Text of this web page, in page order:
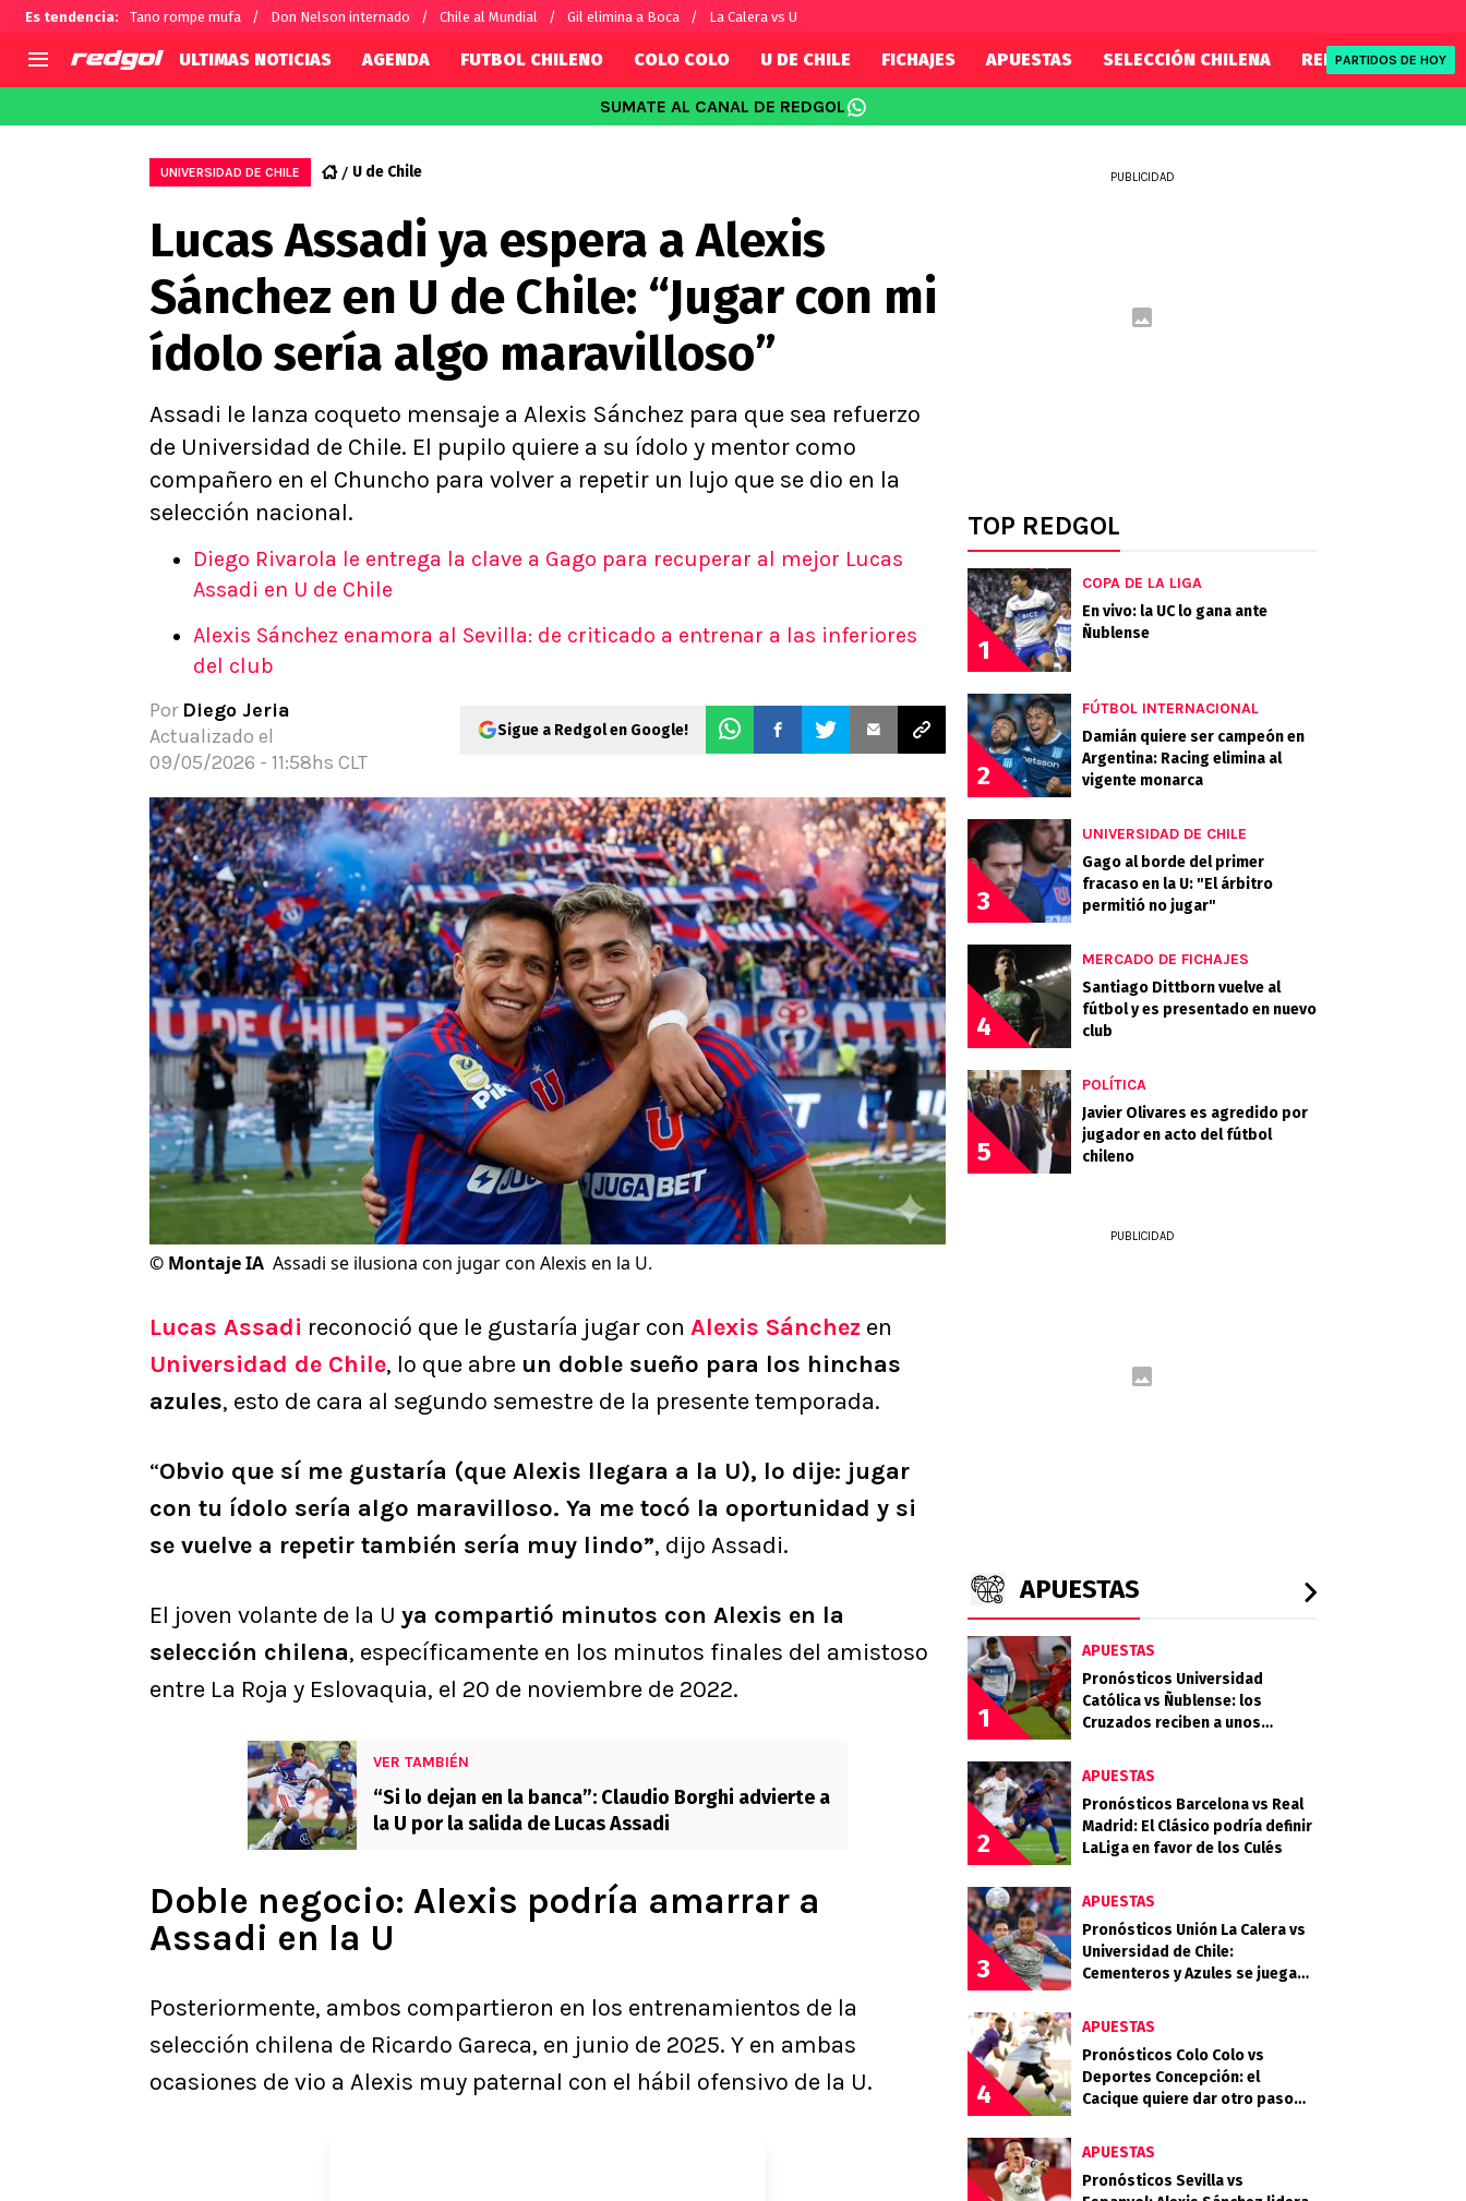
Es tendencia: Tano rompe mufa Don Nelson internado Chile al Mundial Gil elimina a Boca La Calera vs U
Selección Chilena
U de Chile
U Católica
Campeonato Nacional
Primera B
Segunda División
Copa Chile
Supercopa Chile
Campeonato Femenino
Alexis Sánchez
Carlos Palacios
Chilenos por el mundo
Fútbol Argentino
Fútbol Brasileño
Premier League
Serie A
Apuesta del día
ULTIMAS NOTICIAS AGENDA FUTBOL CHILENO COLO COLO U DE CHILE FICHAJES APUESTAS SELECCIÓN CHILENA REDSPORT
PARTIDOS DE HOY
SUMATE AL CANAL DE REDGOL
UNIVERSIDAD DE CHILE U de Chile
Lucas Assadi ya espera a Alexis
Sánchez en U de Chile: “Jugar con mi
ídolo sería algo maravilloso”
Assadi le lanza coqueto mensaje a Alexis Sánchez para que sea refuerzo
de Universidad de Chile. El pupilo quiere a su ídolo y mentor como
compañero en el Chuncho para volver a repetir un lujo que se dio en la
selección nacional.
Diego Rivarola le entrega la clave a Gago para recuperar al mejor Lucas
Assadi en U de Chile
Alexis Sánchez enamora al Sevilla: de criticado a entrenar a las inferiores
del club
Por Diego Jeria
Actualizado el
09/05/2026 - 11:58hs CLT
Sigue a Redgol en Google!
© Montaje IA Assadi se ilusiona con jugar con Alexis en la U.
Lucas Assadi reconoció que le gustaría jugar con Alexis Sánchez en
Universidad de Chile, lo que abre un doble sueño para los hinchas
azules, esto de cara al segundo semestre de la presente temporada.
“Obvio que sí me gustaría (que Alexis llegara a la U), lo dije: jugar
con tu ídolo sería algo maravilloso. Ya me tocó la oportunidad y si
se vuelve a repetir también sería muy lindo”, dijo Assadi.
El joven volante de la U ya compartió minutos con Alexis en la
selección chilena, específicamente en los minutos finales del amistoso
entre La Roja y Eslovaquia, el 20 de noviembre de 2022.
VER TAMBIÉN
“Si lo dejan en la banca”: Claudio Borghi advierte a
la U por la salida de Lucas Assadi
Doble negocio: Alexis podría amarrar a
Assadi en la U
Posteriormente, ambos compartieron en los entrenamientos de la
selección chilena de Ricardo Gareca, en junio de 2025. Y en ambas
ocasiones de vio a Alexis muy paternal con el hábil ofensivo de la U.
PUBLICIDAD
TOP REDGOL
1
COPA DE LA LIGA
En vivo: la UC lo gana ante
Ñublense
2
FÚTBOL INTERNACIONAL
Damián quiere ser campeón en
Argentina: Racing elimina al
vigente monarca
3
UNIVERSIDAD DE CHILE
Gago al borde del primer
fracaso en la U: "El árbitro
permitió no jugar"
4
MERCADO DE FICHAJES
Santiago Dittborn vuelve al
fútbol y es presentado en nuevo
club
5
POLÍTICA
Javier Olivares es agredido por
jugador en acto del fútbol
chileno
PUBLICIDAD
APUESTAS
1
APUESTAS
Pronósticos Universidad
Católica vs Ñublense: los
Cruzados reciben a unos
clasificar
2
APUESTAS
Pronósticos Barcelona vs Real
Madrid: El Clásico podría definir
LaLiga en favor de los Culés
3
APUESTAS
Pronósticos Unión La Calera vs
Universidad de Chile:
Cementeros y Azules se juegan
4
APUESTAS
Pronósticos Colo Colo vs
Deportes Concepción: el
Cacique quiere dar otro paso
APUESTAS
Pronósticos Sevilla vs